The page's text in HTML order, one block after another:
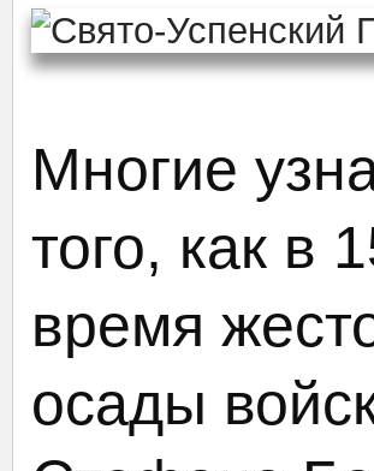
Многие
того, как в
время
осады